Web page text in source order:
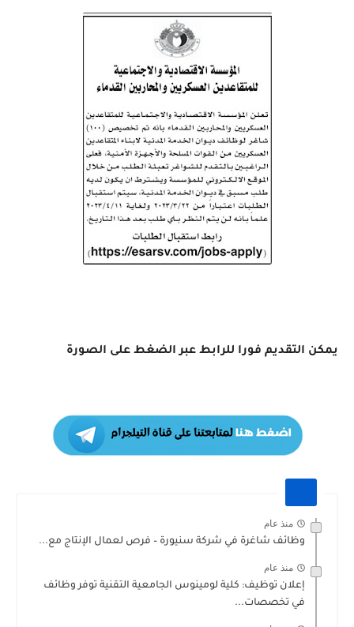
يمكن التقديم فورا للرابط عبر الضغط على الصورة
منذ عام
وظائف شاغرة في شركة سنيورة – فرص لعمال الإنتاج مع...
منذ عام
إعلان توظيف: كلية لومينوس الجامعية التقنية توفر وظائف
في تخصصات...